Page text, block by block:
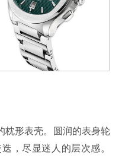
枕形表壳。圆润的表身轮
，尽显迷人的层次感。